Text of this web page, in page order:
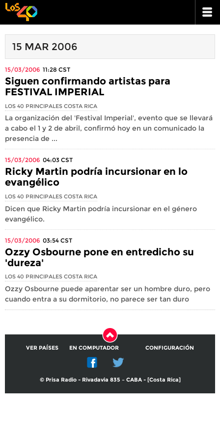
15 MAR 2006
15/03/2006 11:28 CST
Siguen confirmando artistas para
FESTIVAL IMPERIAL
LOS 40 PRINCIPALES COSTA RICA
La organización del 'Festival Imperial', evento que se llevará
a cabo el 1 y 2 de abril, confirmó hoy en un comunicado la
presencia de ...
15/03/2006 04:03 CST
Ricky Martin podría incursionar en lo
evangélico
LOS 40 PRINCIPALES COSTA RICA
Dicen que Ricky Martin podría incursionar en el género
evangélico.
15/03/2006 03:54 CST
Ozzy Osbourne pone en entredicho su
'dureza'
LOS 40 PRINCIPALES COSTA RICA
Ozzy Osbourne puede aparentar ser un hombre duro, pero
cuando entra a su dormitorio, no parece ser tan duro
VER PAÍSES EN COMPUTADOR CONFIGURACIÓN
© Prisa Radio - Rivadavia 835 – CABA - [Costa Rica]